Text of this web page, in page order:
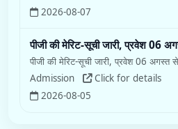
Admission
PG Admission Notice on 03-
Admissions
Click for details
2026-08-03